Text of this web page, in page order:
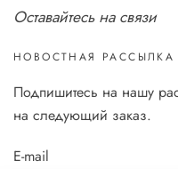
Оставайтесь на связи
НОВОСТНАЯ РАССЫЛКА
Подпишитесь на нашу
на следующий заказ.
E-mail